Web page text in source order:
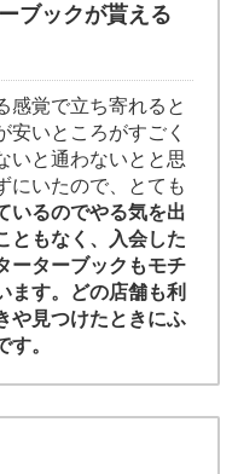
ブックが貰える
感覚で立ち寄れると
安いところがすごく
いと通わないとと思
にいたので、とても
いるのでやる気を出
ともなく、入会した
ーターブックもモチ
ます。どの店舗も利
や見つけたときにふ
。